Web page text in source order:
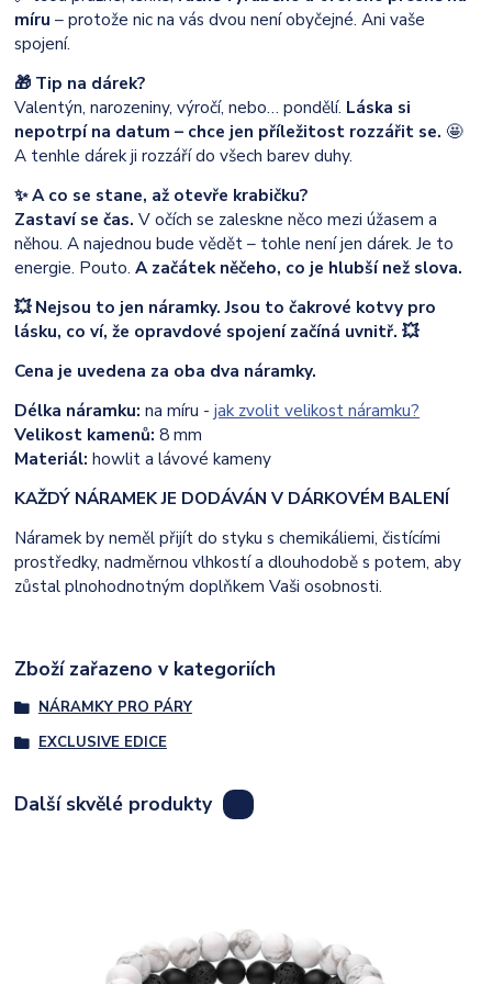
míru – protože nic na vás dvou není obyčejné. Ani vaše
spojení.
🎁 Tip na dárek?
Valentýn, narozeniny, výročí, nebo… pondělí. Láska si
nepotrpí na datum – chce jen příležitost rozzářit se. 🤩
A tenhle dárek ji rozzáří do všech barev duhy.
✨ A co se stane, až otevře krabičku?
Zastaví se čas. V očích se zaleskne něco mezi úžasem a
něhou. A najednou bude vědět – tohle není jen dárek. Je to
energie. Pouto.A začátek něčeho, co je hlubší než slova.
💥 Nejsou to jen náramky. Jsou to čakrové kotvy pro
lásku, co ví, že opravdové spojení začíná uvnitř. 💥
Cena je uvedena za oba dva náramky.
Délka náramku:na míru -jak zvolit velikost náramku?
Velikost kamenů:8 mm
Materiál: howlit a lávové kameny
KAŽDÝ NÁRAMEK JE DODÁVÁN V DÁRKOVÉM BALENÍ
Náramek by neměl přijít do styku s chemikáliemi, čistícími
prostředky, nadměrnou vlhkostí a dlouhodobě s potem, aby
zůstal plnohodnotným doplňkem Vaši osobnosti.
Zboží zařazeno v kategoriích
NÁRAMKY PRO PÁRY
EXCLUSIVE EDICE
Další skvělé produkty